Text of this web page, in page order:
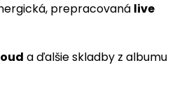
prepracovaná live
a ďalšie skladby z albumu